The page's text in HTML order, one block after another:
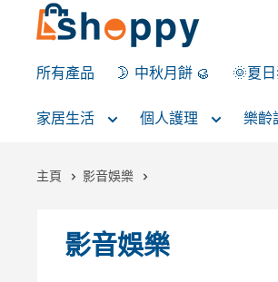
所有產品 🌛 中秋月餅 🥮 🌞夏
家居生活 個人護理 樂齡
主頁 影音娛樂
影音娛樂